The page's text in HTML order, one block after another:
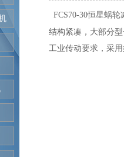
FCS70-30恒星蜗轮
结构紧凑，大部分
工业传动要求，采